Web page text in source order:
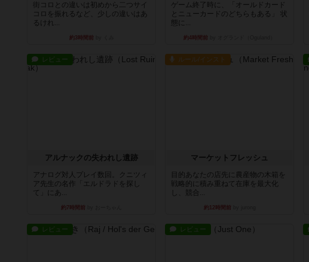
街コロとの違いは初めから二つサイ
コロを振れるなど、少しの違いはあ
るけれ...
約3時間前
ゲーム終了時に、「オールドカード
とニューカードのどちらもある」 状
態に...
約4時間前
レビュー
アルナックの失われし遺跡
アナログ対人プレイ数回。クニツィ
ア先生の名作「エルドラドを探し
て」にあ...
約7時間前
ルール/インスト
マーケットフレッシュ
目的あなたの店先に農産物の木箱を
戦略的に積み重ねて在庫を最大化
し、競合...
約12時間前
レビュー レビュー